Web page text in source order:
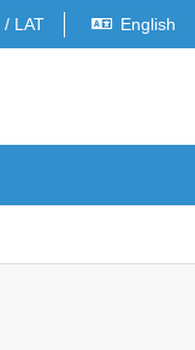
/ LAT English